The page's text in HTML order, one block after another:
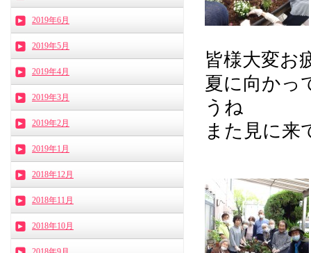
皆様大変お
夏に向かっ
うね
また見に来
2019年6月
2019年5月
2019年4月
2019年3月
2019年2月
2019年1月
2018年12月
2018年11月
2018年10月